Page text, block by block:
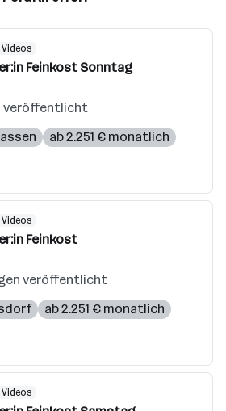
Videos
Feinkost Sonntag
veröffentlicht
ab 2.251 € monatlich
Videos
Feinkost
veröffentlicht
ab 2.251 € monatlich
Videos